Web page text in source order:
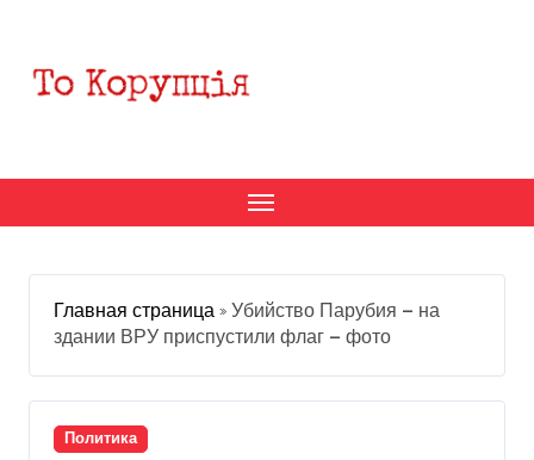
содержанию
Главная страница » Убийство Парубия — на
здании ВРУ приспустили флаг — фото
Политика